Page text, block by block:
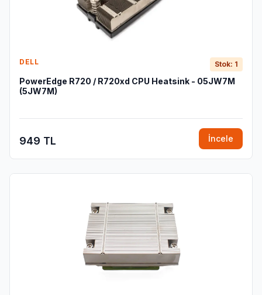
DELL Stok: 1
PowerEdge R720 / R720xd CPU Heatsink - 05JW7M
(5JW7M)
949 TL İncele